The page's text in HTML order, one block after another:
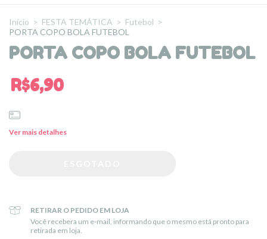
Início > FESTA TEMÁTICA > Futebol >
PORTA COPO BOLA FUTEBOL
PORTA COPO BOLA FUTEBOL
R$6,90
Ver mais detalhes
RETIRAR O PEDIDO EM LOJA
Você recebera um e-mail, informando que o mesmo está pronto para
retirada em loja.